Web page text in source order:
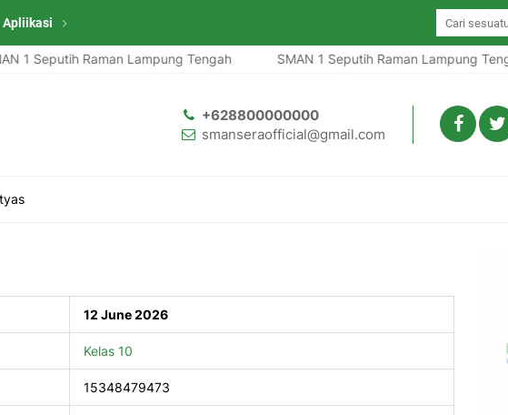
Apliikasi
1 Seputih Raman Lampung Tengah SMAN 1 Seputih Raman Lampung Tengah
+628800000000
smanseraofficial@gmail.com
12 June 2026
Kelas 10
15348479473